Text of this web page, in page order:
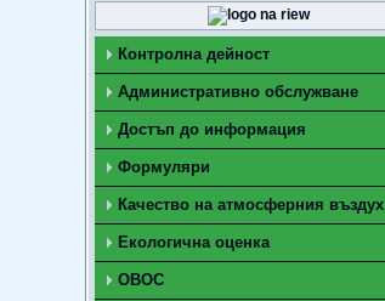
Контролна дейност
Административно обслужване
Достъп до информация
Формуляри
Качество на атмосферния въздух
Екологична оценка
ОВОС